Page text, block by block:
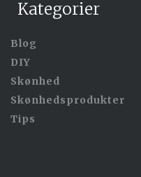
Kategorier
Blog
DIY
Skønhed
Skønhedsprodukter
Tips